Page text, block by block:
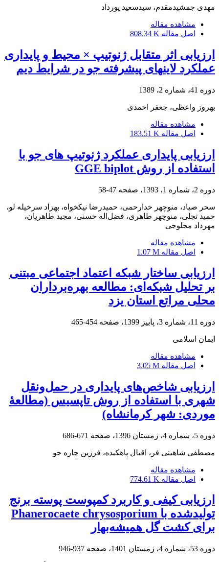
مهدی جمشیدمقدم، سیدسعید پورداد
مشاهده مقاله
اصل مقاله 808.34 K
ارزیابی اثر متقابل ژنوتیپ × محیط و پایداری
عملکرد لاین‎های پیشرفته جو در شرایط دیم
دوره 41، شماره 2، 1389
بهروز واعظی، جعفر احمدی
مشاهده مقاله
اصل مقاله 183.51 K
ارزیابی پایداری عملکرد ژنوتیپ‏ های جو با
استفاده از روش GGE biplot
دوره 2، شماره 1، 1393، صفحه 47-58
سحر صیاد، منوچهر خدارحمی، حمیدرضا نیکخواه، بهزاد سرخی‏له لو،
حمید تجلی، منوچهر طاهری، فضل‌اله حسنی، مجید طاهریان،
مهرداد محلوجی
مشاهده مقاله
اصل مقاله 1.07 M
ارزیابی ساختار شبکه اعتماد اجتماعی مبتنی
بر تحلیل شبکه‌ای: مطالعه بهره‌برداران
محلی مراتع استان یزد
دوره 11، شماره 3، پاییز 1399، صفحه 454-465
ایمان اسلامی
مشاهده مقاله
اصل مقاله 3.05 M
ارزیابی شاخص‌های پایداری در حمل‌ونقل
شهری با استفاده از روش تاپسیس (مطالعۀ
موردی: شهر کرمانشاه)
دوره 5، شماره 4، زمستان 1396، صفحه 671-686
مصطفی شاهینی فر، اقبال پاهکیده، فرزین چاره جو
مشاهده مقاله
اصل مقاله 774.61 K
ارزیابی کیفی و کاربرد کمپوست پوسته برنج
برای ‏کشت گل همیشه‌بهار
دوره 53، شماره 4، زمستان 1401، صفحه 937-946